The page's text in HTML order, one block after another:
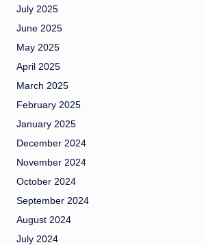
July 2025
June 2025
May 2025
April 2025
March 2025
February 2025
January 2025
December 2024
November 2024
October 2024
September 2024
August 2024
July 2024